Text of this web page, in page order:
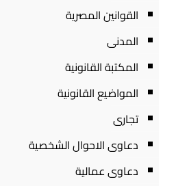
القوانين المصرية
المدنى
المكتبة القانونية
المواضيع القانونية
تجارى
دعاوى الاحوال الشخصية
دعاوى عمالية